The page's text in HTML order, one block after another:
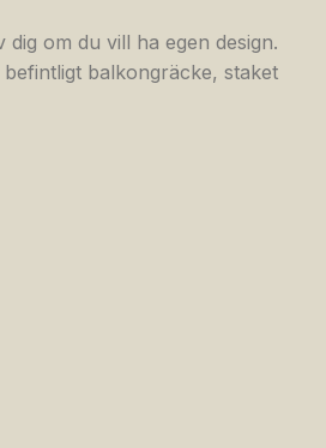
dig om du vill ha egen design.
balkongräcke, staket